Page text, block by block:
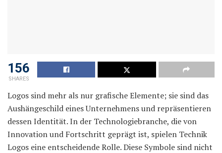
156
SHARES
Logos sind mehr als nur grafische Elemente; sie sind das
Aushängeschild eines Unternehmens und repräsentieren
dessen Identität. In der Technologiebranche, die von
Innovation und Fortschritt geprägt ist, spielen Technik
Logos eine entscheidende Rolle. Diese Symbole sind nicht